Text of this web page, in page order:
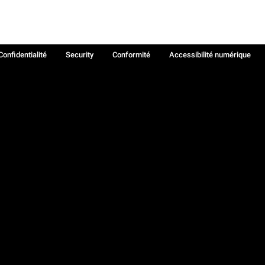
Security Conformité
Accessibilité numérique